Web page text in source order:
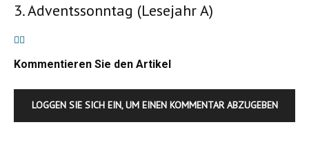
3. Adventssonntag (Lesejahr A)
Kommentieren Sie den Artikel
LOGGEN SIE SICH EIN, UM EINEN KOMMENTAR ABZUGEBEN